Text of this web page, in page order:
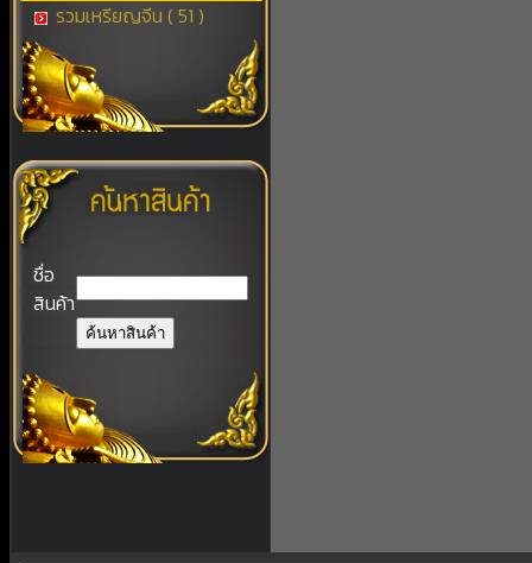
รวมเหรียญจีน ( 51 )
ชื่อ
สินค้า